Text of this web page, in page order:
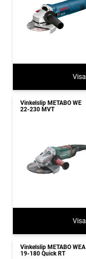
Visa
Vinkelslip METABO WE
22-230 MVT
Visa
Vinkelslip METABO WEA
19-180 Quick RT